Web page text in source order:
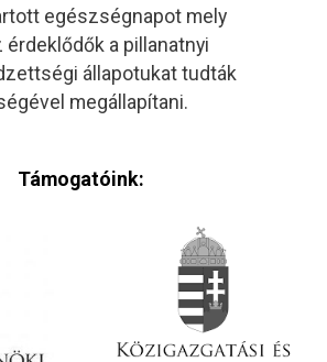
egészségnapot mely
érdeklődők a pillanatnyi
állapotukat tudták
megállapítani.
Támogatóink: